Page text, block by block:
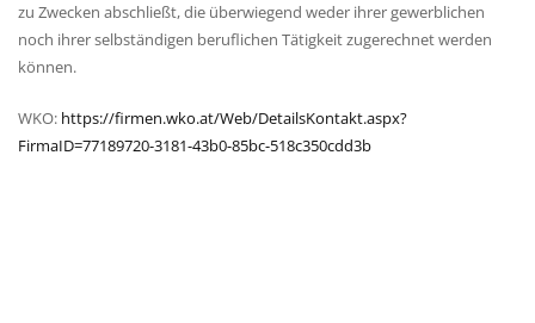
zu Zwecken abschließt, die überwiegend weder ihrer gewerblichen
noch ihrer selbständigen beruflichen Tätigkeit zugerechnet werden
können.
WKO: https://firmen.wko.at/Web/DetailsKontakt.aspx?
FirmaID=77189720-3181-43b0-85bc-518c350cdd3b